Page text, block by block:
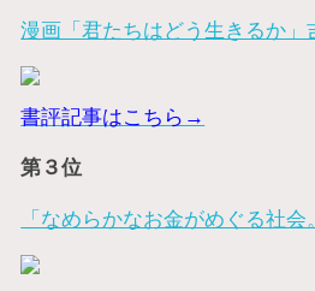
漫画「君たちはどう生きるか
書評記事はこちら→
第３位
「なめらかなお金がめぐる社